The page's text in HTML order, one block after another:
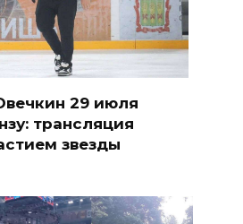
29 июля
трансляция
звезды